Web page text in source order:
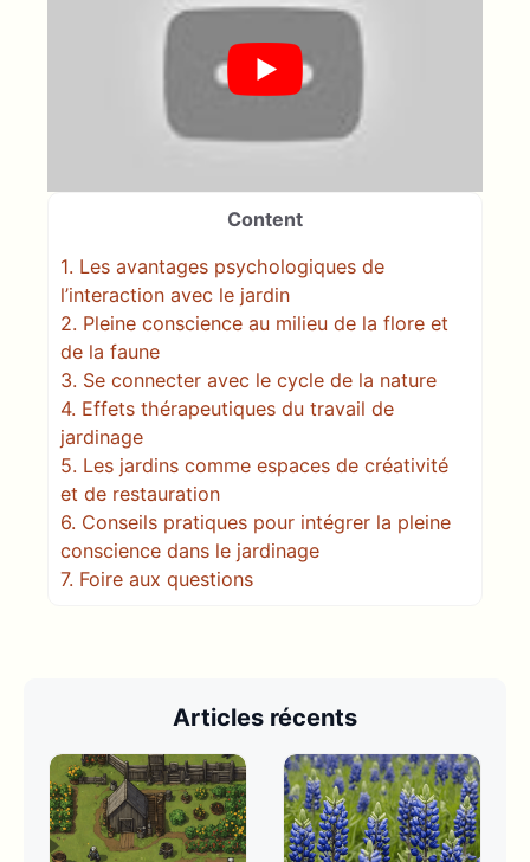
Content
1. Les avantages psychologiques de
l’interaction avec le jardin
2. Pleine conscience au milieu de la flore et
de la faune
3. Se connecter avec le cycle de la nature
4. Effets thérapeutiques du travail de
jardinage
5. Les jardins comme espaces de créativité
et de restauration
6. Conseils pratiques pour intégrer la pleine
conscience dans le jardinage
7. Foire aux questions
Articles récents